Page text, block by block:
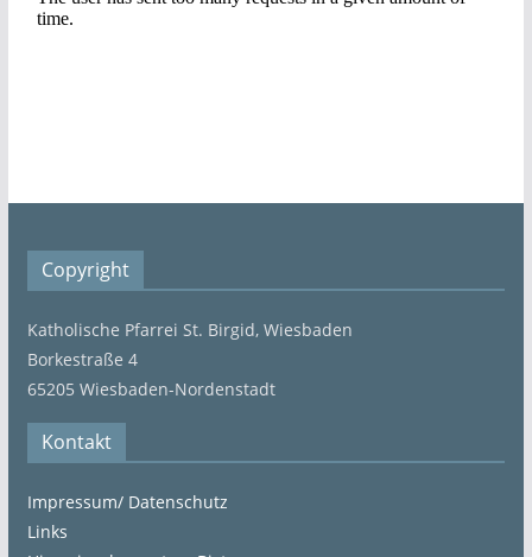
Copyright
Katholische Pfarrei St. Birgid, Wiesbaden
Borkestraße 4
65205 Wiesbaden-Nordenstadt
Kontakt
Impressum/ Datenschutz
Links